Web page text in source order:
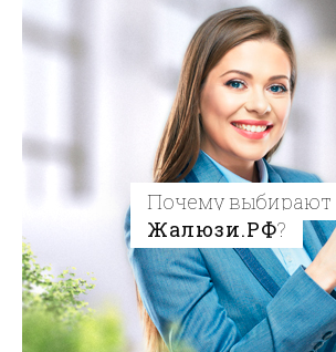
Почему выбирают
Жалюзи.РФ?